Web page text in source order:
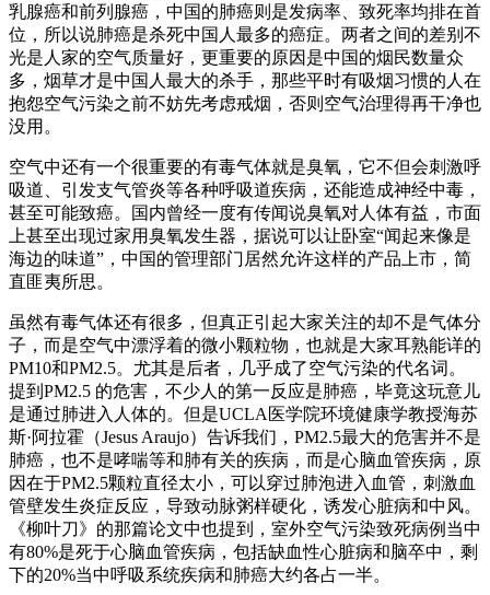
乳腺癌和前列腺癌，中国的肺癌则是发病率、致死率均排在首
位，所以说肺癌是杀死中国人最多的癌症。两者之间的差别不
光是人家的空气质量好，更重要的原因是中国的烟民数量众
多，烟草才是中国人最大的杀手，那些平时有吸烟习惯的人在
抱怨空气污染之前不妨先考虑戒烟，否则空气治理得再干净也
没用。
空气中还有一个很重要的有毒气体就是臭氧，它不但会刺激呼
吸道、引发支气管炎等各种呼吸道疾病，还能造成神经中毒，
甚至可能致癌。国内曾经一度有传闻说臭氧对人体有益，市面
上甚至出现过家用臭氧发生器，据说可以让卧室“闻起来像是
海边的味道”，中国的管理部门居然允许这样的产品上市，简
直匪夷所思。
虽然有毒气体还有很多，但真正引起大家关注的却不是气体分
子，而是空气中漂浮着的微小颗粒物，也就是大家耳熟能详的
PM10和PM2.5。尤其是后者，几乎成了空气污染的代名词。
提到PM2.5 的危害，不少人的第一反应是肺癌，毕竟这玩意儿
是通过肺进入人体的。但是UCLA医学院环境健康学教授海苏
斯·阿拉霍（Jesus Araujo）告诉我们，PM2.5最大的危害并不是
肺癌，也不是哮喘等和肺有关的疾病，而是心脑血管疾病，原
因在于PM2.5颗粒直径太小，可以穿过肺泡进入血管，刺激血
管壁发生炎症反应，导致动脉粥样硬化，诱发心脏病和中风。
《柳叶刀》的那篇论文中也提到，室外空气污染致死病例当中
有80%是死于心脑血管疾病，包括缺血性心脏病和脑卒中，剩
下的20%当中呼吸系统疾病和肺癌大约各占一半。